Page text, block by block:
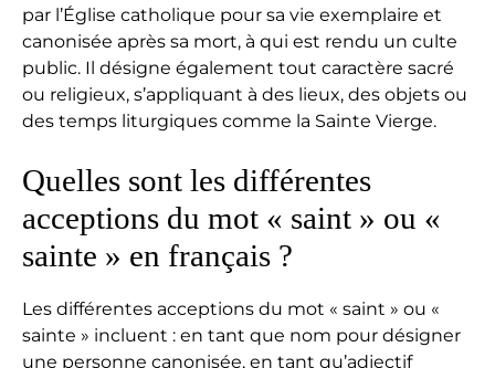
par l’Église catholique pour sa vie exemplaire et
canonisée après sa mort, à qui est rendu un culte
public. Il désigne également tout caractère sacré
ou religieux, s’appliquant à des lieux, des objets ou
des temps liturgiques comme la Sainte Vierge.
Quelles sont les différentes
acceptions du mot « saint » ou «
sainte » en français ?
Les différentes acceptions du mot « saint » ou «
sainte » incluent : en tant que nom pour désigner
une personne canonisée, en tant qu’adjectif